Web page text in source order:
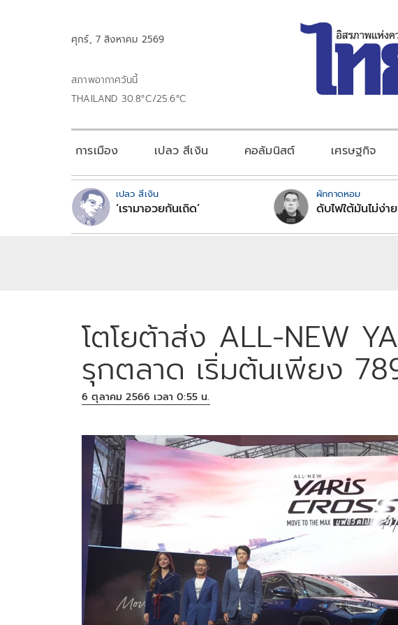
ศุกร์, 7 สิงหาคม 2569
สภาพอากาศวันนี้
THAILAND 30.8°C/25.6°C
การเมือง เปลว สีเงิน คอลัมนิสต์ เศรษฐกิจ
เปลว สีเงิน
‘เรามาอวยกันเถิด’
ผักกาดหอม
ดับไฟใต้มันไม่ง่าย
โตโยต้าส่ง ALL-NEW
รุกตลาด เริ่มต้นเพียง
6 ตุลาคม 2566 เวลา 0:55 น.